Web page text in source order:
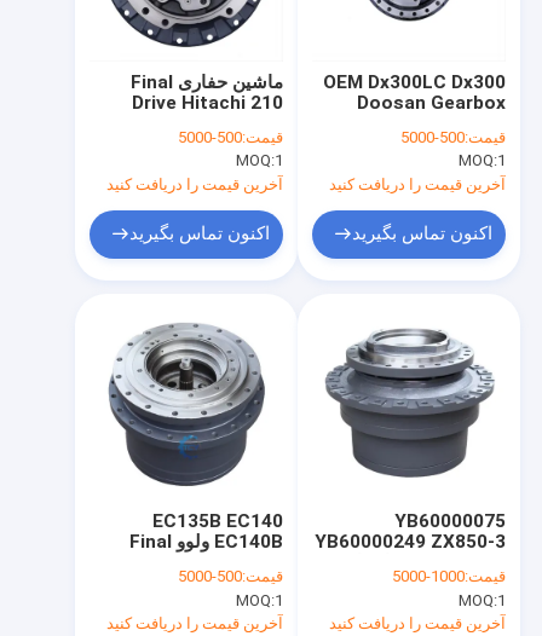
ماشین حفاری Final
Drive Hitachi 210
Zx250-6 Zx225-6
9181678 9233689
9195448 9233690
قیمت:500-5000
MOQ:1
آخرین قیمت را دریافت کنید
اکنون تماس بگیرید
OEM Dx300LC Dx300
Doosan Gearbox
401-00439C
K1012069
قیمت:500-5000
MOQ:1
آخرین قیمت را دریافت کنید
اکنون تماس بگیرید
EC135B EC140
EC140B ولوو Final
Travel Reduction
Gear SA8230-33470
ماشین های حفاری
قیمت:500-5000
MOQ:1
آخرین قیمت را دریافت کنید
YB60000075
YB60000249 ZX850-3
مینی درایو نهایی
9251681 9219274
قیمت:1000-5000
MOQ:1
آخرین قیمت را دریافت کنید